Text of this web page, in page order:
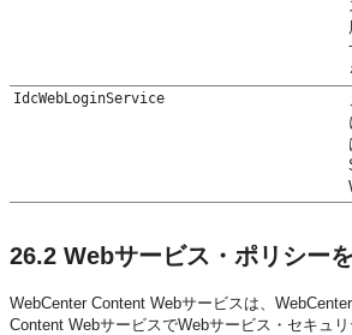
IdcWebLoginService
26.2 Webサービス・ポリシー
WebCenter Content Webサービスは、
Content WebサービスでWebサービス・セキュ